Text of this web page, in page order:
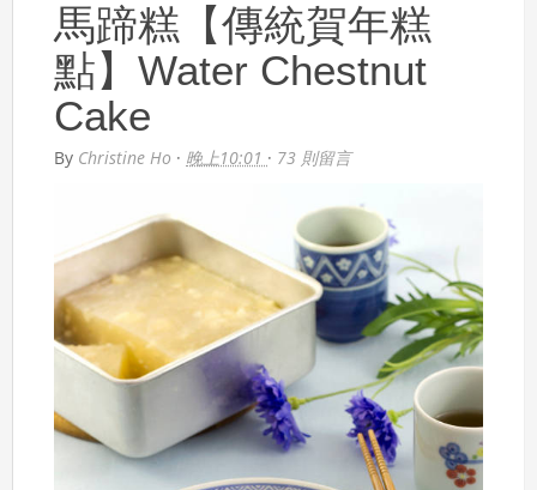
馬蹄糕【傳統賀年糕
點】Water Chestnut
Cake
By Christine Ho · 晚上10:01 · 73 則留言